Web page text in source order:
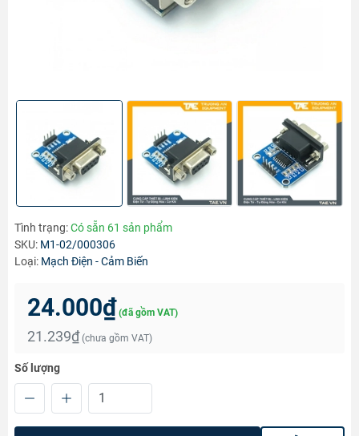
Tình trạng:Có sẵn 61 sản phẩm
SKU: M1-02/000306
Loại: Mạch Điện - Cảm Biến
24.000₫ (đã gồm VAT)
21.239₫ (chưa gồm VAT)
Số lượng